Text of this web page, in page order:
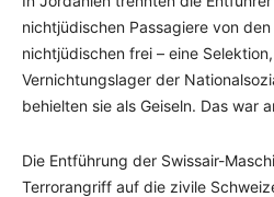
nichtjüdischen Passagiere von
nichtjüdischen frei – eine
Vernichtungslager der
behielten sie als Geiseln. Das war
Die Entführung der Swissair-
Terrorangriff auf die zivile